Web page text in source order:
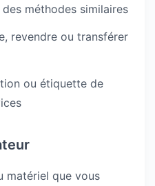
méthodes similaires
revendre ou transférer
ou étiquette de
matériel que vous